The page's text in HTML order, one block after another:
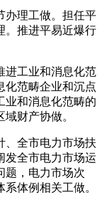
理工做。担任平
。推进平易近爆行
工业和消息化范
化范畴企业和沉点
业和消息化范畴的
财产协做。
全市电力市场扶
发全市电力市场运
题，电力市场次
体例相关工做。